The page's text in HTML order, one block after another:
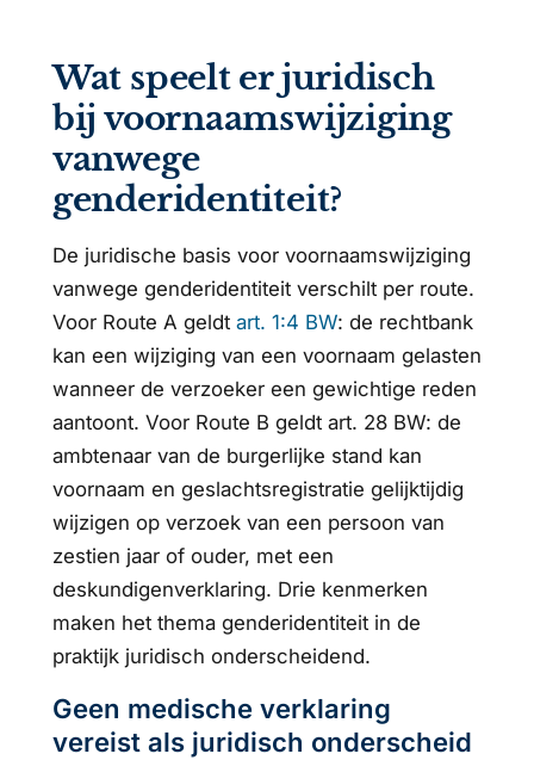
Wat speelt er juridisch
bij voornaamswijziging
vanwege
genderidentiteit?
De juridische basis voor voornaamswijziging
vanwege genderidentiteit verschilt per route.
Voor Route A geldt art. 1:4 BW: de rechtbank
kan een wijziging van een voornaam gelasten
wanneer de verzoeker een gewichtige reden
aantoont. Voor Route B geldt art. 28 BW: de
ambtenaar van de burgerlijke stand kan
voornaam en geslachtsregistratie gelijktijdig
wijzigen op verzoek van een persoon van
zestien jaar of ouder, met een
deskundigenverklaring. Drie kenmerken
maken het thema genderidentiteit in de
praktijk juridisch onderscheidend.
Geen medische verklaring
vereist als juridisch onderscheid